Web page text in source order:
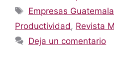
Etiquetas
Empresas Guatemala
Productividad, Revista
Deja un comentario